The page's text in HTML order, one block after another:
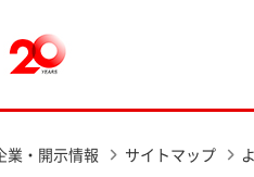
業・開示情報 サイトマップ